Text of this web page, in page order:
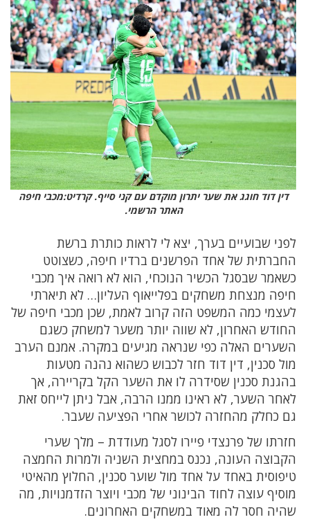
דין דוד חוגג את שער יתרון מוקדם עם קני סייף. קרדיט:מכבי חיפה
האתר הרשמי.
לפני שבועיים בערך, יצא לי לראות כותרת ברשת
החברתית של אחד הפרשנים ברדיו חיפה, כשצוטט
כשאמר שבסגל הכשיר הנוכחי, הוא לא רואה איך מכבי
חיפה מנצחת משחקים בפלייאוף העליון… לא תיארתי
לעצמי כמה המשפט הזה קרוב לאמת, שכן מכבי חיפה של
החודש האחרון, לא שווה יותר משער למשחק כשגם
השערים האלה כפי שנראה מגיעים במקרה. אמנם הערב
מול סכנין, דין דוד חזר לכבוש כשהוא נהנה מטעות
בהגנת סכנין שסידרה לו את השער הקל בקריירה, אך
לאחר השער, לא ראינו ממנו הרבה, אבל ניתן לייחס זאת
גם כחלק מהחזרה לכושר אחרי הפציעה שעבר.
חזרתו של פרנצדי פיירו לסגל מעודדת – מלך שערי
הקבוצה העונה, נכנס במחצית השניה ולמרות החמצה
טיפוסית באחד על אחד מול שוער סכנין, החלוץ מהאיטי
מוסיף עוצה לחוד הבינוני של מכבי ויוצר הזדמנויות, מה
שהיה חסר לה מאוד במשחקים האחרונים.